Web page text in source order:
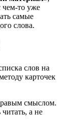
чем-то уже
самые
слова.
слов на
карточек
смыслом.
а не